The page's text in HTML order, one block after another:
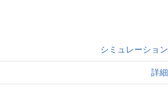
シミュレーション
詳細